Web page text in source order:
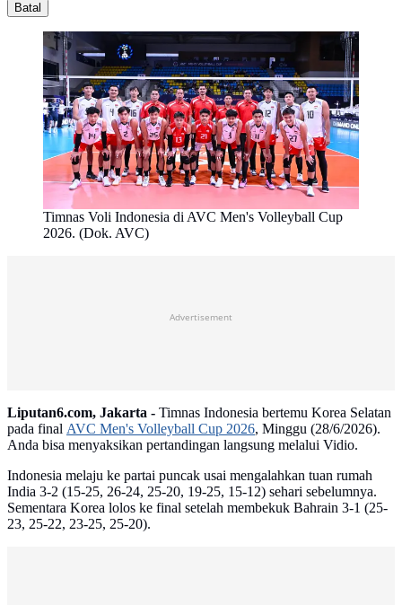
Batal
Timnas Voli Indonesia di AVC Men's Volleyball Cup
2026. (Dok. AVC)
Advertisement
Liputan6.com, Jakarta - Timnas Indonesia bertemu Korea Selatan
pada final AVC Men's Volleyball Cup 2026, Minggu (28/6/2026).
Anda bisa menyaksikan pertandingan langsung melalui Vidio.
Indonesia melaju ke partai puncak usai mengalahkan tuan rumah
India 3-2 (15-25, 26-24, 25-20, 19-25, 15-12) sehari sebelumnya.
Sementara Korea lolos ke final setelah membekuk Bahrain 3-1 (25-
23, 25-22, 23-25, 25-20).